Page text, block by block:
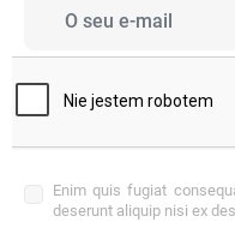
Enim quis fugiat
deserunt aliquip nisi ex